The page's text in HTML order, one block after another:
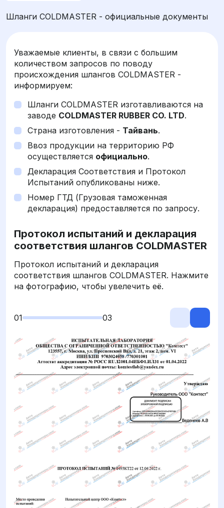
Шланги COLDMASTER - официальные документы
Уважаемые клиенты, в связи с большим
количеством запросов по поводу
происхождения шлангов COLDMASTER -
информируем:
Шланги COLDMASTER изготавливаются на
заводе COLDMASTER RUBBER CO. LTD.
Страна изготовления - Тайвань.
Ввоз продукции на территорию РФ
осуществляется официально.
Декларация Соответствия и Протокол
Испытаний опубликованы ниже.
Номер ГТД (Грузовая таможенная
декларация) предоставляется по запросу.
Протокол испытаний и декларация
соответствия шлангов COLDMASTER
Протокол испытаний и декларация
соответствия шлангов COLDMASTER. Нажмите
на фотографию, чтобы увелечить её.
01 03